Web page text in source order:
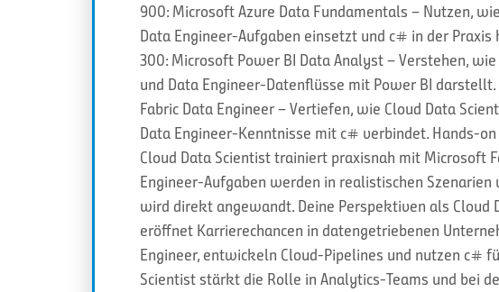
900: Microsoft Azure Data Fundamentals – Nutzen,
Data Engineer-Aufgaben einsetzt und c# in der Praxis
300: Microsoft Power BI Data Analyst – Verstehen,
und Data Engineer-Datenflüsse mit Power BI
Fabric Data Engineer – Vertiefen, wie Cloud Data
Data Engineer-Kenntnisse mit c# verbindet. Hands-
Cloud Data Scientist trainiert praxisnah mit Microsoft
Engineer-Aufgaben werden in realistischen
wird direkt angewandt. Deine Perspektiven als Cloud
eröffnet Karrierechancen in datengetriebenen
Engineer, entwickeln Cloud-Pipelines und nutzen c#
Scientist stärkt die Rolle in Analytics-Teams und bei